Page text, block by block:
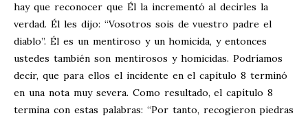
hay que reconocer que Él la incrementó al decirles la
verdad. Él les dijo: “Vosotros sois de vuestro padre el
diablo”. Él es un mentiroso y un homicida, y entonces
ustedes también son mentirosos y homicidas. Podríamos
decir, que para ellos el incidente en el capítulo 8 terminó
en una nota muy severa. Como resultado, el capítulo 8
termina con estas palabras: “Por tanto, recogieron piedras